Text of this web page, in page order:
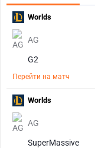
AG
G2
Перейти на матч
Worlds
AG
SuperMassive
Worlds